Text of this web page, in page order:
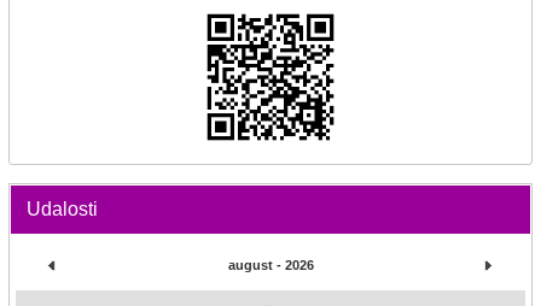
Udalosti
august - 2026